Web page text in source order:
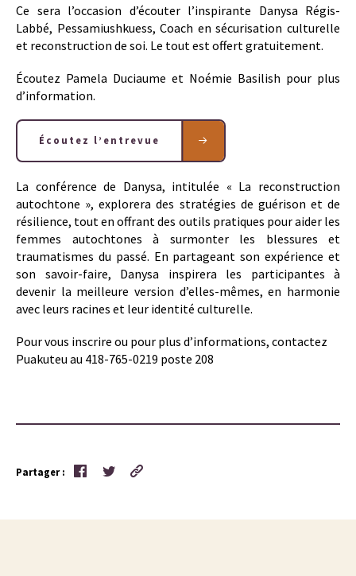
Ce sera l’occasion d’écouter l’inspirante Danysa Régis-
Labbé, Pessamiushkuess, Coach en sécurisation culturelle
et reconstruction de soi. Le tout est offert gratuitement.
Écoutez Pamela Duciaume et Noémie Basilish pour plus
d’information.
Écoutez l’entrevue
La conférence de Danysa, intitulée « La reconstruction
autochtone », explorera des stratégies de guérison et de
résilience, tout en offrant des outils pratiques pour aider les
femmes autochtones à surmonter les blessures et
traumatismes du passé. En partageant son expérience et
son savoir-faire, Danysa inspirera les participantes à
devenir la meilleure version d’elles-mêmes, en harmonie
avec leurs racines et leur identité culturelle.
Pour vous inscrire ou pour plus d’informations, contactez
Puakuteu au 418-765-0219 poste 208
Partager :